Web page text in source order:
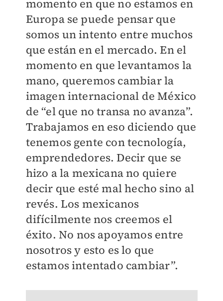
momento en que no estamos en
Europa se puede pensar que
somos un intento entre muchos
que están en el mercado. En el
momento en que levantamos la
mano, queremos cambiar la
imagen internacional de México
de “el que no transa no avanza”.
Trabajamos en eso diciendo que
tenemos gente con tecnología,
emprendedores. Decir que se
hizo a la mexicana no quiere
decir que esté mal hecho sino al
revés. Los mexicanos
difícilmente nos creemos el
éxito. No nos apoyamos entre
nosotros y esto es lo que
estamos intentado cambiar”.